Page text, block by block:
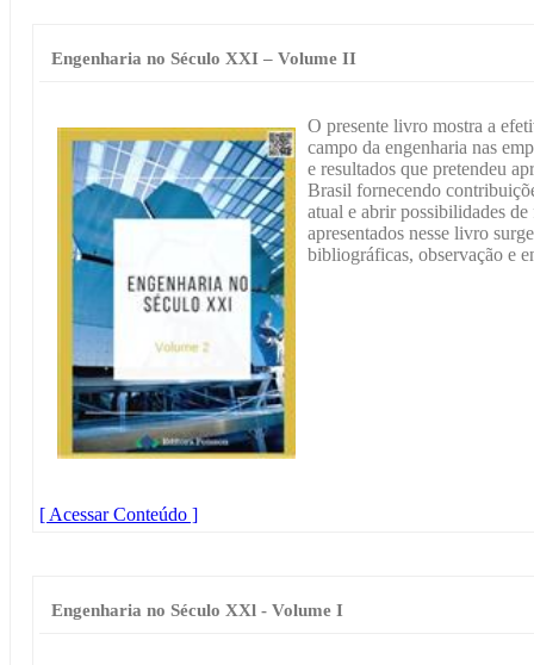
Engenharia no Século XXI – Volume II
O presente livro mostra a
campo da engenharia nas
e resultados que pretendeu
Brasil fornecendo
atual e abrir possibilidades de
apresentados nesse livro
bibliográficas, observação e
[ Acessar Conteúdo ]
Engenharia no Século XXl - Volume I